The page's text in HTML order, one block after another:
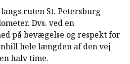
ruten St. Petersburg -
Dvs. ved en
på bevægelse og respekt for
hele længden af den vej
halv time.